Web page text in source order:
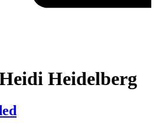
Heidelberg